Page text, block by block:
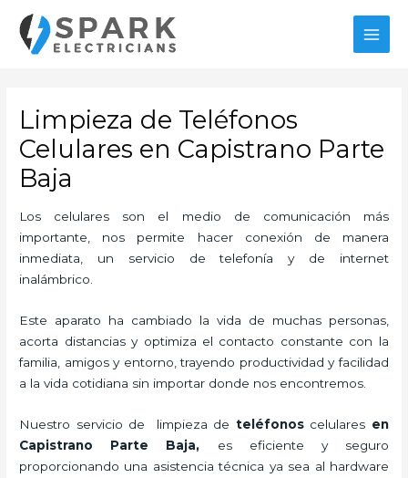
contenido
Limpieza de Teléfonos
Celulares en Capistrano Parte
Baja
Los celulares son el medio de comunicación más
importante, nos permite hacer conexión de manera
inmediata, un servicio de telefonía y de internet
inalámbrico.
Este aparato ha cambiado la vida de muchas personas,
acorta distancias y optimiza el contacto constante con la
familia, amigos y entorno, trayendo productividad y facilidad
a la vida cotidiana sin importar donde nos encontremos.
Nuestro servicio de limpieza de teléfonoscelulares en
Capistrano Parte Baja, es eficiente y seguro
proporcionando una asistencia técnica ya sea al hardware